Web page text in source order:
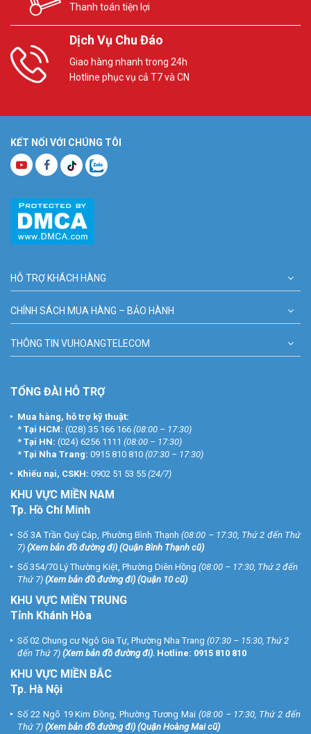
Thanh toán tiện lợi
Dịch Vụ Chu Đáo
Giao hàng nhanh trong 24h
Hotline phục vụ cả T7 và CN
KẾT NỐI VỚI CHÚNG TÔI
HỖ TRỢ KHÁCH HÀNG
CHÍNH SÁCH MUA HÀNG – BẢO HÀNH
THÔNG TIN VUHOANGTELECOM
TỔNG ĐÀI HỖ TRỢ
Mua hàng, hỗ trợ kỹ thuật:
* Tại HCM: (028) 35 166 166 (08:00 – 17:30)
* Tại HN: (024) 6256 1111 (08:00 – 17:30)
* Tại Nha Trang: 0915 810 810 (07:30 – 17:30)
Khiếu nại, CSKH: 0902 51 53 55 (24/7)
KHU VỰC MIỀN NAM
Tp. Hồ Chí Minh
Số 3A Trần Quý Cáp, Phường Bình Thạnh (08:00 – 17:30, Thứ 2 đến Thứ
7) (Xem bản đồ đường đi) (Quận Bình Thạnh cũ)
Số 354/70 Lý Thường Kiệt, Phường Diên Hồng (08:00 – 17:30, Thứ 2 đến
Thứ 7) (Xem bản đồ đường đi) (Quận 10 cũ)
KHU VỰC MIỀN TRUNG
Tỉnh Khánh Hòa
Số 02 Chung cư Ngô Gia Tự, Phường Nha Trang (07:30 – 15:30, Thứ 2
đến Thứ 7) (Xem bản đồ đường đi). Hotline: 0915 810 810
KHU VỰC MIỀN BẮC
Tp. Hà Nội
Số 22 Ngõ 19 Kim Đồng, Phường Tương Mai (08:00 – 17:30, Thứ 2 đến
Thứ 7) (Xem bản đồ đường đi) (Quận Hoàng Mai cũ)